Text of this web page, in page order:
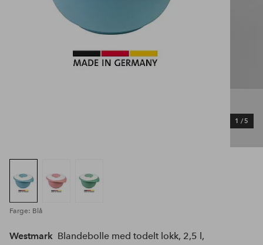
1 /5
Farge: Blå
Westmark Blandebolle med todelt lokk, 2,5 l,